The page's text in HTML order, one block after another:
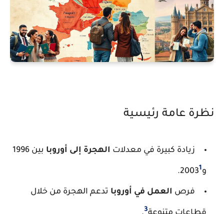
نظرة عامة رئيسية
زيادة كبيرة في معدلاتالهجرة إلى أوروبا بين 1996
1
.
فرصالعمل في أوروباتدعم الهجرة من خلال
3